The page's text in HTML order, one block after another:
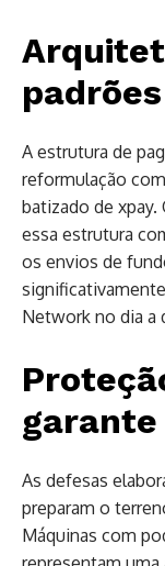
A estrutura de
reformulação
batizado de
essa estrutura
os envios de
Network no dia a
As defesas
preparam o
Máquinas com